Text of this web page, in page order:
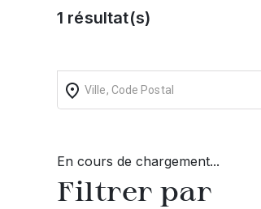
1 résultat(s)
En cours de chargement...
Filtrer par